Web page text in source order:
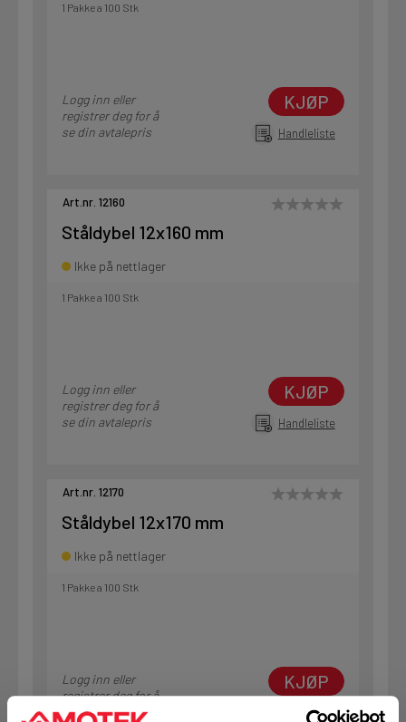
1 Pakke a 100 Stk
Logg inn eller
registrer deg for å
se din avtalepris
KJØP
Handleliste
Art.nr. 12160
Ståldybel 12x160 mm
Ikke på nettlager
1 Pakke a 100 Stk
Logg inn eller
registrer deg for å
se din avtalepris
KJØP
Handleliste
Art.nr. 12170
Ståldybel 12x170 mm
Ikke på nettlager
1 Pakke a 100 Stk
Logg inn eller
registrer deg for å
se din avtalepris
KJØP
Handleliste